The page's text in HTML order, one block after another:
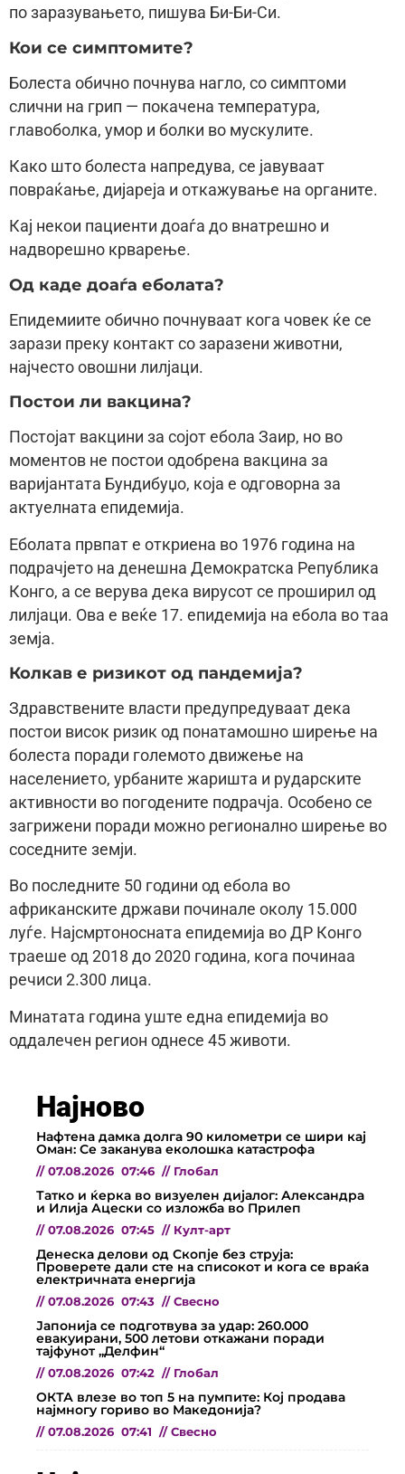
по заразувањето, пишува Би-Би-Си.
Кои се симптомите?
Болеста обично почнува нагло, со симптоми
слични на грип — покачена температура,
главоболка, умор и болки во мускулите.
Како што болеста напредува, се јавуваат
повраќање, дијареја и откажување на органите.
Кај некои пациенти доаѓа до внатрешно и
надворешно крварење.
Од каде доаѓа еболата?
Епидемиите обично почнуваат кога човек ќе се
зарази преку контакт со заразени животни,
најчесто овошни лилјаци.
Постои ли вакцина?
Постојат вакцини за сојот ебола Заир, но во
моментов не постои одобрена вакцина за
варијантата Бундибуџо, која е одговорна за
актуелната епидемија.
Еболата првпат е откриена во 1976 година на
подрачјето на денешна Демократска Република
Конго, а се верува дека вирусот се проширил од
лилјаци. Ова е веќе 17. епидемија на ебола во таа
земја.
Колкав е ризикот од пандемија?
Здравствените власти предупредуваат дека
постои висок ризик од понатамошно ширење на
болеста поради големото движење на
населението, урбаните жаришта и рударските
активности во погодените подрачја. Особено се
загрижени поради можно регионално ширење во
соседните земји.
Во последните 50 години од ебола во
африканските држави починале околу 15.000
луѓе. Најсмртоносната епидемија во ДР Конго
траеше од 2018 до 2020 година, кога починаа
речиси 2.300 лица.
Минатата година уште една епидемија во
оддалечен регион однесе 45 животи.
Најново
Нафтена дамка долга 90 километри се шири кај
Оман: Се заканува еколошка катастрофа
// 07.08.2026 07:46 // Глобал
Татко и ќерка во визуелен дијалог: Александра
и Илија Ацески со изложба во Прилеп
// 07.08.2026 07:45 // Култ-арт
Денеска делови од Скопје без струја:
Проверете дали сте на списокот и кога се враќа
електричната енергија
// 07.08.2026 07:43 // Свесно
Јапонија се подготвува за удар: 260.000
евакуирани, 500 летови откажани поради
тајфунот „Делфин“
// 07.08.2026 07:42 // Глобал
ОКТА влезе во топ 5 на пумпите: Кој продава
најмногу гориво во Македонија?
// 07.08.2026 07:41 // Свесно